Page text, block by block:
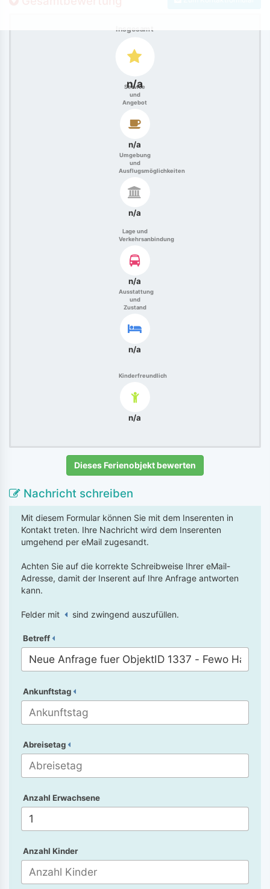
Insgesamt
n/a
Service
und
Angebot
n/a
Umgebung
und
Ausflugsmöglichkeiten
n/a
Lage und
Verkehrsanbindung
n/a
Ausstattung
und
Zustand
n/a
Kinderfreundlich
n/a
Dieses Ferienobjekt bewerten
Nachricht schreiben
Mit diesem Formular können Sie mit dem Inserenten in
Kontakt treten. Ihre Nachricht wird dem Inserenten
umgehend per eMail zugesandt.
Achten Sie auf die korrekte Schreibweise Ihrer eMail-
Adresse, damit der Inserent auf Ihre Anfrage antworten
kann.
Felder mit sind zwingend auszufüllen.
Betreff
Ankunftstag
Abreisetag
Anzahl Erwachsene
Anzahl Kinder